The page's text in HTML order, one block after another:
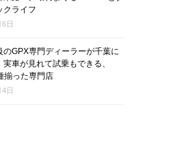
クライフ
日
のGPX専門ディーラーが千葉に
実車が見れて試乗もできる、
揃った専門店
日